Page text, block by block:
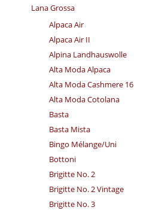
Lana Grossa
Alpaca Air
Alpaca Air II
Alpina Landhauswolle
Alta Moda Alpaca
Alta Moda Cashmere 16
Alta Moda Cotolana
Basta
Basta Mista
Bingo Mélange/​Uni
Bottoni
Brigitte No. 2
Brigitte No. 2 Vintage
Brigitte No. 3